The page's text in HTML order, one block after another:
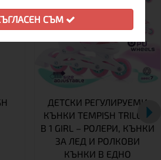
ДЕТСКИ РЕГУЛИРУЕМИ
КЪНКИ TEMPISH TRILO 4
В 1 GIRL – РОЛЕРИ, КЪНКИ
ЗА ЛЕД И РОЛКОВИ
КЪНКИ В ЕДНО
СЪМ